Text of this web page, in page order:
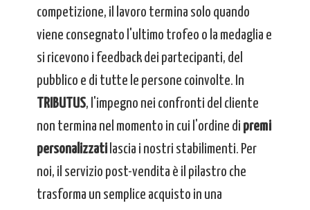
competizione, il lavoro termina solo quando
viene consegnato l'ultimo trofeo o la medaglia e
si ricevono i feedback dei partecipanti, del
pubblico e di tutte le persone coinvolte. In
TRIBUTUS, l'impegno nei confronti del cliente
non termina nel momento in cui l'ordine di premi
personalizzatilascia i nostri stabilimenti. Per
noi, il servizio post-vendita è il pilastro che
trasforma un semplice acquisto in una